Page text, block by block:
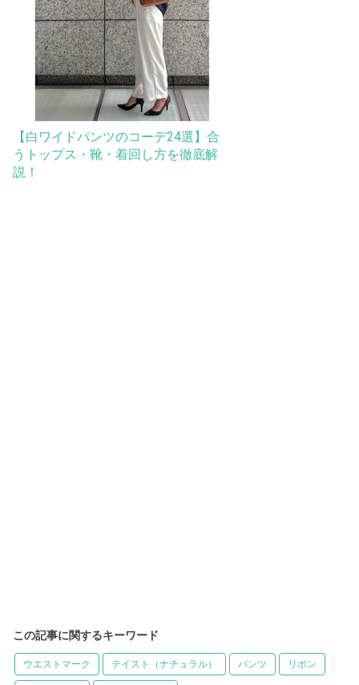
【白ワイドパンツのコーデ24選】合
うトップス・靴・着回し方を徹底解
説！
この記事に関するキーワード
ウエストマーク テイスト（ナチュラル） パンツ リボン